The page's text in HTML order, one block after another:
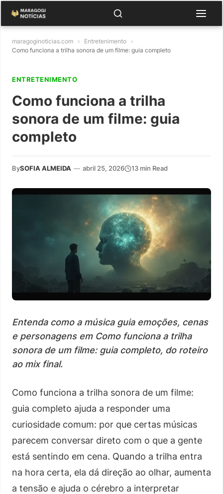
maragoginoticias.com » Entretenimento »
Como funciona a trilha sonora de um filme: guia completo
ENTRETENIMENTO
Como funciona a trilha
sonora de um filme: guia
completo
BySOFIA ALMEIDA — abril 25, 2026 13 min Read
Entenda como a música guia emoções, cenas
e personagens em Como funciona a trilha
sonora de um filme: guia completo, do roteiro
ao mix final.
Como funciona a trilha sonora de um filme:
guia completo ajuda a responder uma
curiosidade comum: por que certas músicas
parecem conversar direto com o que a gente
está sentindo em cena. Quando a trilha entra
na hora certa, ela dá direção ao olhar, aumenta
a tensão e ajuda o cérebro a interpretar